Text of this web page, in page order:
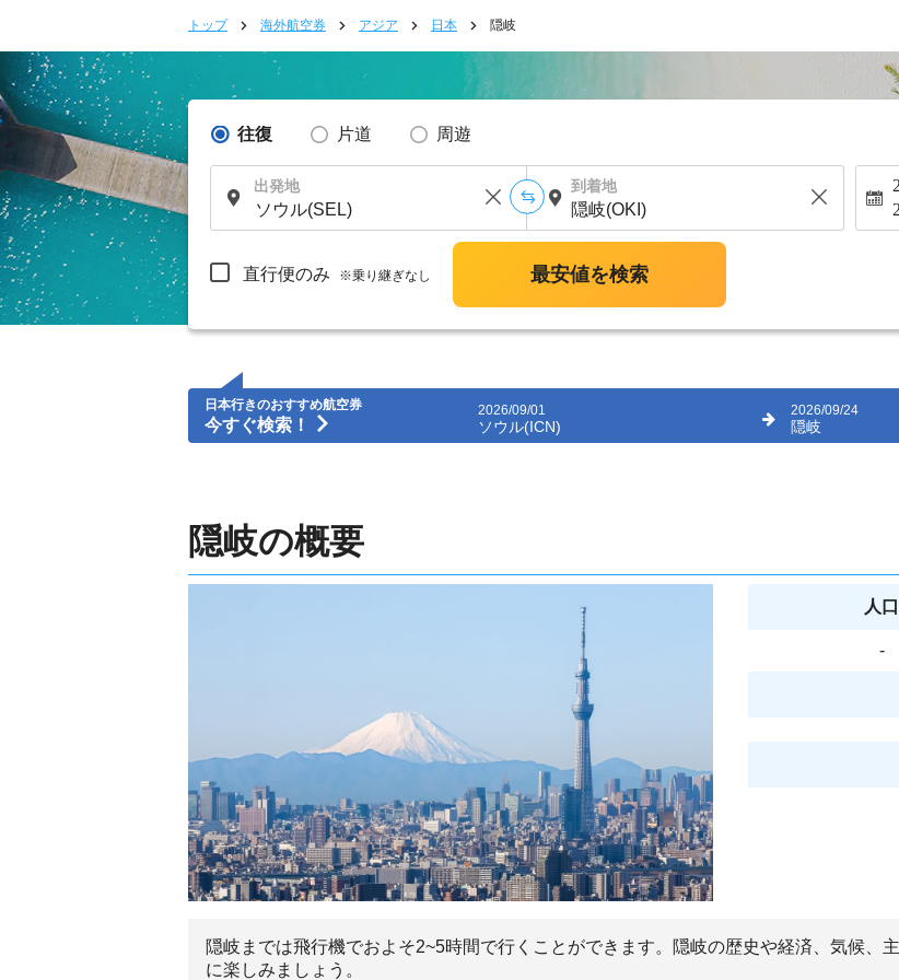
トップ 海外航空券 アジア 日本 隠岐
往復 片道 周遊
出発地 到着地
直行便のみ ※乗り継ぎなし 最安値を検索
日本行きのおすすめ航空券
今すぐ検索！
2026/09/01
ソウル(ICN)
2026/09/24
隠岐
隠岐の概要
人口
-
隠岐までは飛行機でおよそ2~5時間で行くことができます。隠岐の歴史や経済、気候、
に楽しみましょう。